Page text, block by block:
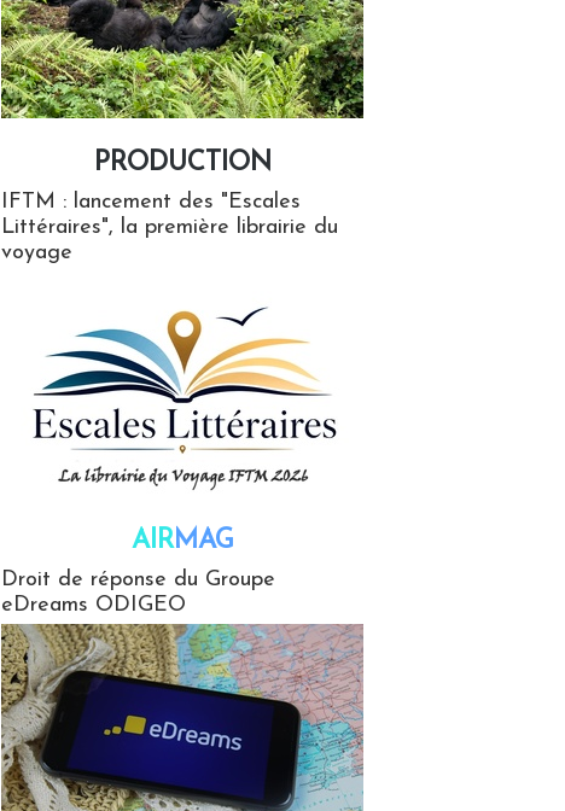
PRODUCTION
IFTM : lancement des "Escales
Littéraires", la première librairie du
voyage
AIRMAG
Droit de réponse du Groupe
eDreams ODIGEO